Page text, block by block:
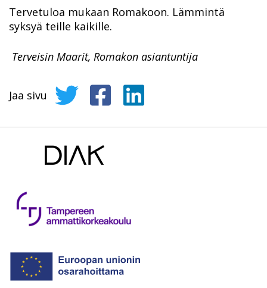
Tervetuloa mukaan Romakoon. Lämmintä
syksyä teille kaikille.
Terveisin Maarit, Romakon asiantuntija
Jaa sivu Jaa sivu Twitterissä
Jaa sivu Facebookissa
Jaa sivu LinkedInissä